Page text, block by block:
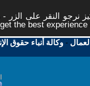
نرجو النقر على الزر
the best experience
-وكالة أنباء حقوق